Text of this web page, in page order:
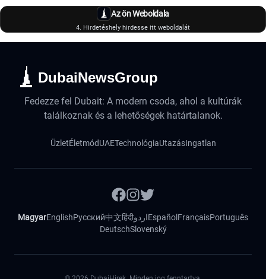
Az ön Weboldala
4. Hirdetéshely hirdesse itt weboldalát
DubaiNewsGroup
Fedezze fel Dubait: A modern csoda, ahol a kultúrák
találkoznak és a lehetőségek határtalanok.
ÜzletÉletmódUAETechnológiaUtazásIngatlan
MagyarEnglishРусский中文हिंदीاردوEspañol FrançaisPortuguês
DeutschSlovenský